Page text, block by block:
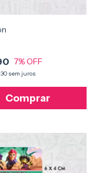
7% OFF
sem juros
Comprar